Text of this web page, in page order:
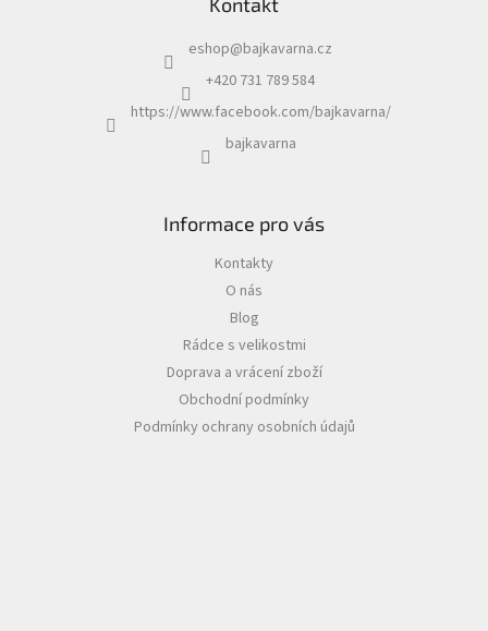
eshop@bajkavarna.cz
+420 731 789 584
https://www.facebook.com/bajkavarna/
bajkavarna
Informace pro vás
Kontakty
O nás
Blog
Rádce s velikostmi
Doprava a vrácení zboží
Obchodní podmínky
Podmínky ochrany osobních údajů